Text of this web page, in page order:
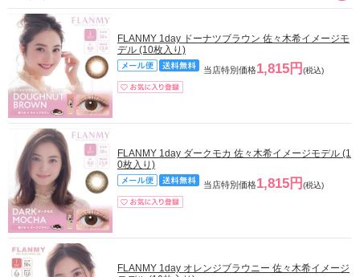
FLANMY 1day ドーナツブラウン 佐々木希イメージモ
デル (10枚入り)
当店特別価格1,815円 (税込)
FLANMY 1day ダークモカ 佐々木希イメージモデル (1
0枚入り)
当店特別価格1,815円 (税込)
FLANMY 1day オレンジブラウニー 佐々木希イメージ